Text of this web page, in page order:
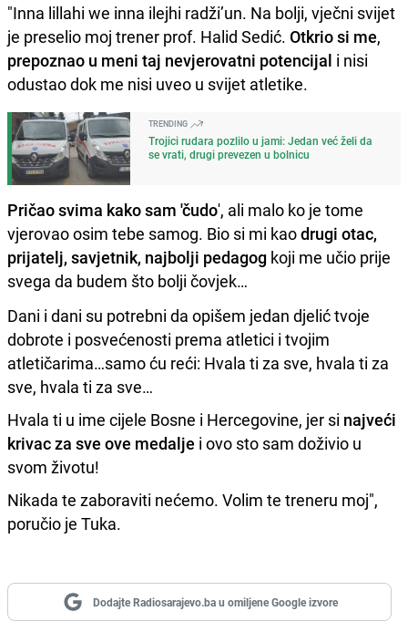
"Inna lillahi we inna ilejhi radži’un. Na bolji, vječni svijet
je preselio moj trener prof. Halid Sedić. Otkrio si me,
prepoznao u meni taj nevjerovatni potencijal i nisi
odustao dok me nisi uveo u svijet atletike.
TRENDING
Trojici rudara pozlilo u jami: Jedan već želi da
se vrati, drugi prevezen u bolnicu
Pričao svima kako sam 'čudo', ali malo ko je tome
vjerovao osim tebe samog. Bio si mi kaodrugi otac,
prijatelj, savjetnik, najbolji pedagog koji me učio prije
svega da budem što bolji čovjek…
Dani i dani su potrebni da opišem jedan djelić tvoje
dobrote i posvećenosti prema atletici i tvojim
atletičarima…samo ću reći: Hvala ti za sve, hvala ti za
sve, hvala ti za sve…
Hvala ti u ime cijele Bosne i Hercegovine, jer si najveći
krivac za sve ove medalje i ovo sto sam doživio u
svom životu!
Nikada te zaboraviti nećemo. Volim te treneru moj",
poručio je Tuka.
Dodajte Radiosarajevo.ba u omiljene Google izvore